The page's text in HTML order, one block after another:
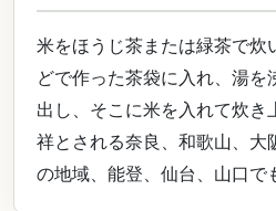
米をほうじ茶または緑茶で炊
どで作った茶袋に入れ、湯を
出し、そこに米を入れて炊き
祥とされる奈良、和歌山、大
の地域、能登、仙台、山口で